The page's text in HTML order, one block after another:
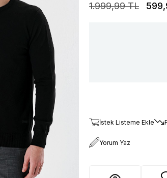
1.999,99 TL
İstek Listeme Ekle
Yorum Yaz